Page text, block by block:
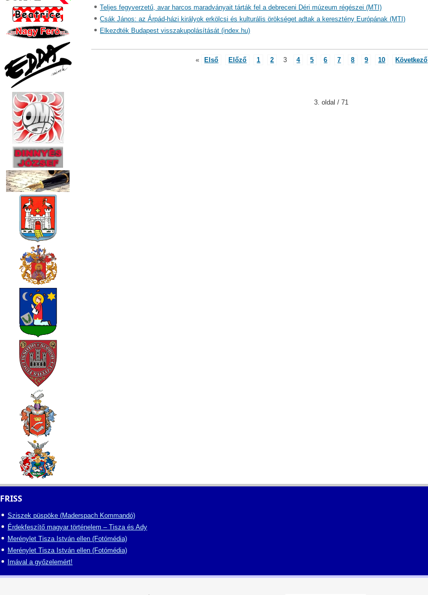
Teljes fegyverzetű, avar harcos maradványait tárták fel a debreceni Déri múzeum régészei (MTI)
Csák János: az Árpád-házi királyok erkölcsi és kulturális örökséget adtak a keresztény Európának (MTI)
Elkezdték Budapest visszakupolásítását (index.hu)
« Első Előző 1 2 3 4 5 6 7 8 9 10 Következő
3. oldal / 71
FRISS
Sziszek püspöke (Maderspach Kommandó)
Érdekfeszítő magyar történelem – Tisza és Ady
Merénylet Tisza István ellen (Fotómédia)
Merénylet Tisza István ellen (Fotómédia)
Imával a győzelemért!